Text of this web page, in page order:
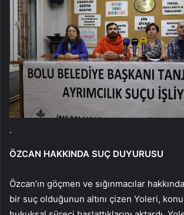
.
ÖZCAN HAKKINDA SUÇ DUYURUSU
Özcan’ın göçmen ve sığınmacılar
bir suç olduğunun altını çizen Yoleri,